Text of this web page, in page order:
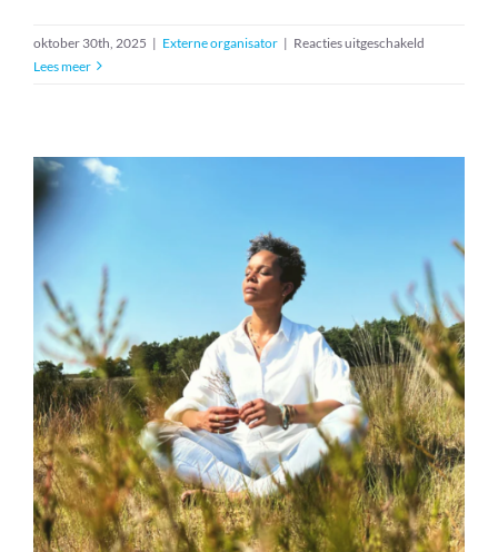
oktober 30th, 2025 | Externe organisator | Reacties uitgeschakeld
Lees meer
Ontspanning: energetische
massage met klankschalen